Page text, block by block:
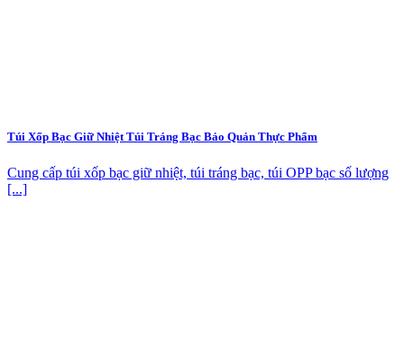
Túi Xốp Bạc Giữ Nhiệt Túi Tráng Bạc Bảo Quản Thực Phẩm
Cung cấp túi xốp bạc giữ nhiệt, túi tráng bạc, túi OPP bạc số lượng
[...]